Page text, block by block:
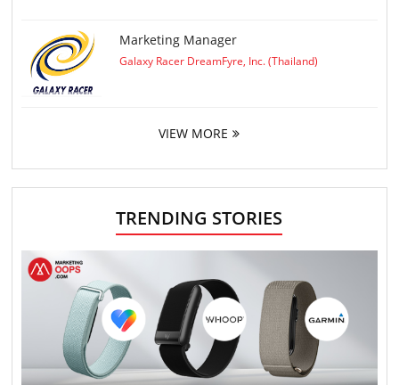
Marketing Manager
Galaxy Racer DreamFyre, Inc. (Thailand)
VIEW MORE
TRENDING STORIES